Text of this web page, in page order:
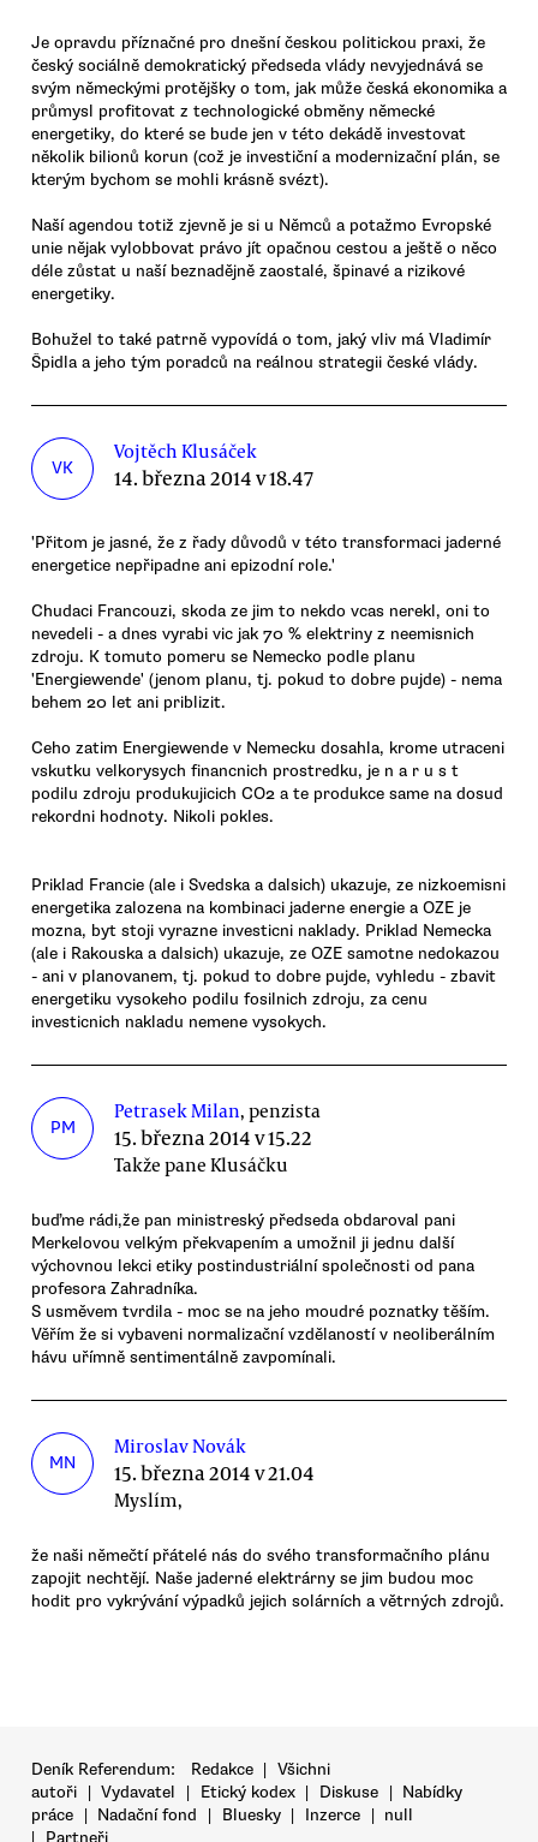
Je opravdu příznačné pro dnešní českou politickou praxi, že
český sociálně demokratický předseda vlády nevyjednává se
svým německými protějšky o tom, jak může česká ekonomika a
průmysl profitovat z technologické obměny německé
energetiky, do které se bude jen v této dekádě investovat
několik bilionů korun (což je investiční a modernizační plán, se
kterým bychom se mohli krásně svézt).
Naší agendou totiž zjevně je si u Němců a potažmo Evropské
unie nějak vylobbovat právo jít opačnou cestou a ještě o něco
déle zůstat u naší beznadějně zaostalé, špinavé a rizikové
energetiky.
Bohužel to také patrně vypovídá o tom, jaký vliv má Vladimír
Špidla a jeho tým poradců na reálnou strategii české vlády.
VK
Vojtěch Klusáček
14. března 2014 v 18.47
'Přitom je jasné, že z řady důvodů v této transformaci jaderné
energetice nepřipadne ani epizodní role.'
Chudaci Francouzi, skoda ze jim to nekdo vcas nerekl, oni to
nevedeli - a dnes vyrabi vic jak 70 % elektriny z neemisnich
zdroju. K tomuto pomeru se Nemecko podle planu
'Energiewende' (jenom planu, tj. pokud to dobre pujde) - nema
behem 20 let ani priblizit.
Ceho zatim Energiewende v Nemecku dosahla, krome utraceni
vskutku velkorysych financnich prostredku, je n a r u s t
podilu zdroju produkujicich CO2 a te produkce same na dosud
rekordni hodnoty. Nikoli pokles.
Priklad Francie (ale i Svedska a dalsich) ukazuje, ze nizkoemisni
energetika zalozena na kombinaci jaderne energie a OZE je
mozna, byt stoji vyrazne investicni naklady. Priklad Nemecka
(ale i Rakouska a dalsich) ukazuje, ze OZE samotne nedokazou
- ani v planovanem, tj. pokud to dobre pujde, vyhledu - zbavit
energetiku vysokeho podilu fosilnich zdroju, za cenu
investicnich nakladu nemene vysokych.
PM
Petrasek Milan, penzista
15. března 2014 v 15.22
Takže pane Klusáčku
buďme rádi,že pan ministreský předseda obdaroval pani
Merkelovou velkým překvapením a umožnil ji jednu další
výchovnou lekci etiky postindustriální společnosti od pana
profesora Zahradníka.
S usměvem tvrdila - moc se na jeho moudré poznatky těším.
Věřím že si vybaveni normalizační vzdělaností v neoliberálním
hávu uřímně sentimentálně zavpomínali.
MN
Miroslav Novák
15. března 2014 v 21.04
Myslím,
že naši němečtí přátelé nás do svého transformačního plánu
zapojit nechtějí. Naše jaderné elektrárny se jim budou moc
hodit pro vykrývání výpadků jejich solárních a větrných zdrojů.
Deník Referendum: Redakce | Všichni
autoři | Vydavatel | Etický kodex | Diskuse | Nabídky
práce | Nadační fond | Bluesky | Inzerce | null
|
Partneři